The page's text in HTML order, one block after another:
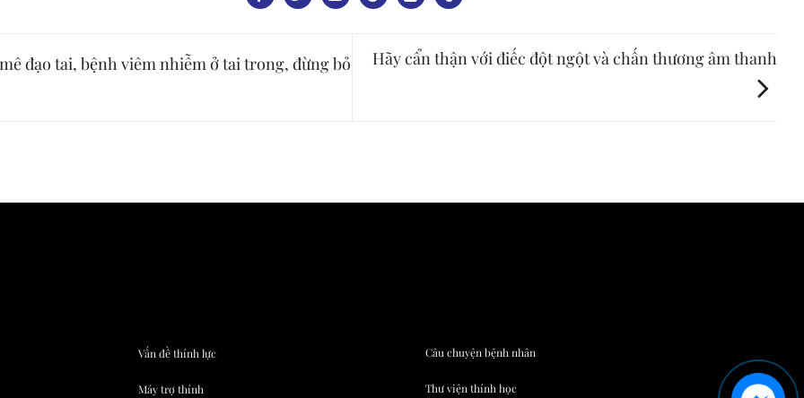
đạo tai, bệnh viêm nhiễm ở tai trong, đừng bỏ Hãy cẩn thận với điếc đột ngột và chấn thương âm thanh
Vấn đề thính lực
Máy trợ thính
Câu chuyện bệnh nhân
Thư viện thính học